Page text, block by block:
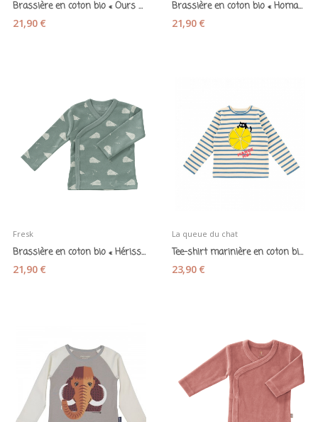
Brassière en coton bio « Ours polaire » - Fresk
21,90 €
Brassière en coton bio « Homard » - Fresk
21,90 €
Fresk
Brassière en coton bio « Hérisson » - Fresk
21,90 €
La queue du chat
Tee-shirt marinière en coton bio « Mange-moi »...
23,90 €